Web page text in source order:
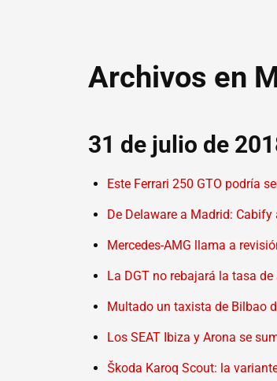
Archivos en
31 de julio de
Este Ferrari 250 GTO podría
De Delaware a Madrid:
Mercedes-AMG llama a
La DGT no rebajará la tasa
Multado un taxista de Bilbao
Los SEAT Ibiza y Arona se
Škoda Karoq Scout: la